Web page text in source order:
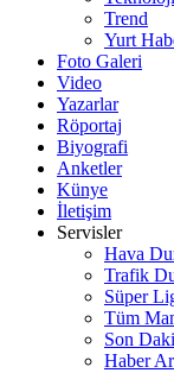
Trend
Yurt
Foto Galeri
Video
Yazarlar
Röportaj
Biyografi
Anketler
Künye
İletişim
Servisler
Hava
Trafik
Süper
Tüm
Son
Haber